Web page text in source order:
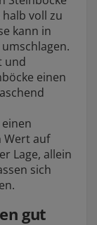
voll zu
kann in
und
einen
Wert auf
Lage, allein
sich
gut